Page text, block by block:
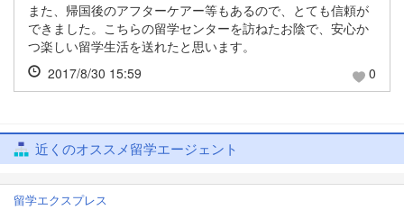
また、帰国後のアフターケアー等もあるので、とても信頼が
できました。こちらの留学センターを訪ねたお陰で、安心か
つ楽しい留学生活を送れたと思います。
2017/8/30 15:59
0
近くのオススメ留学エージェント
留学エクスプレス